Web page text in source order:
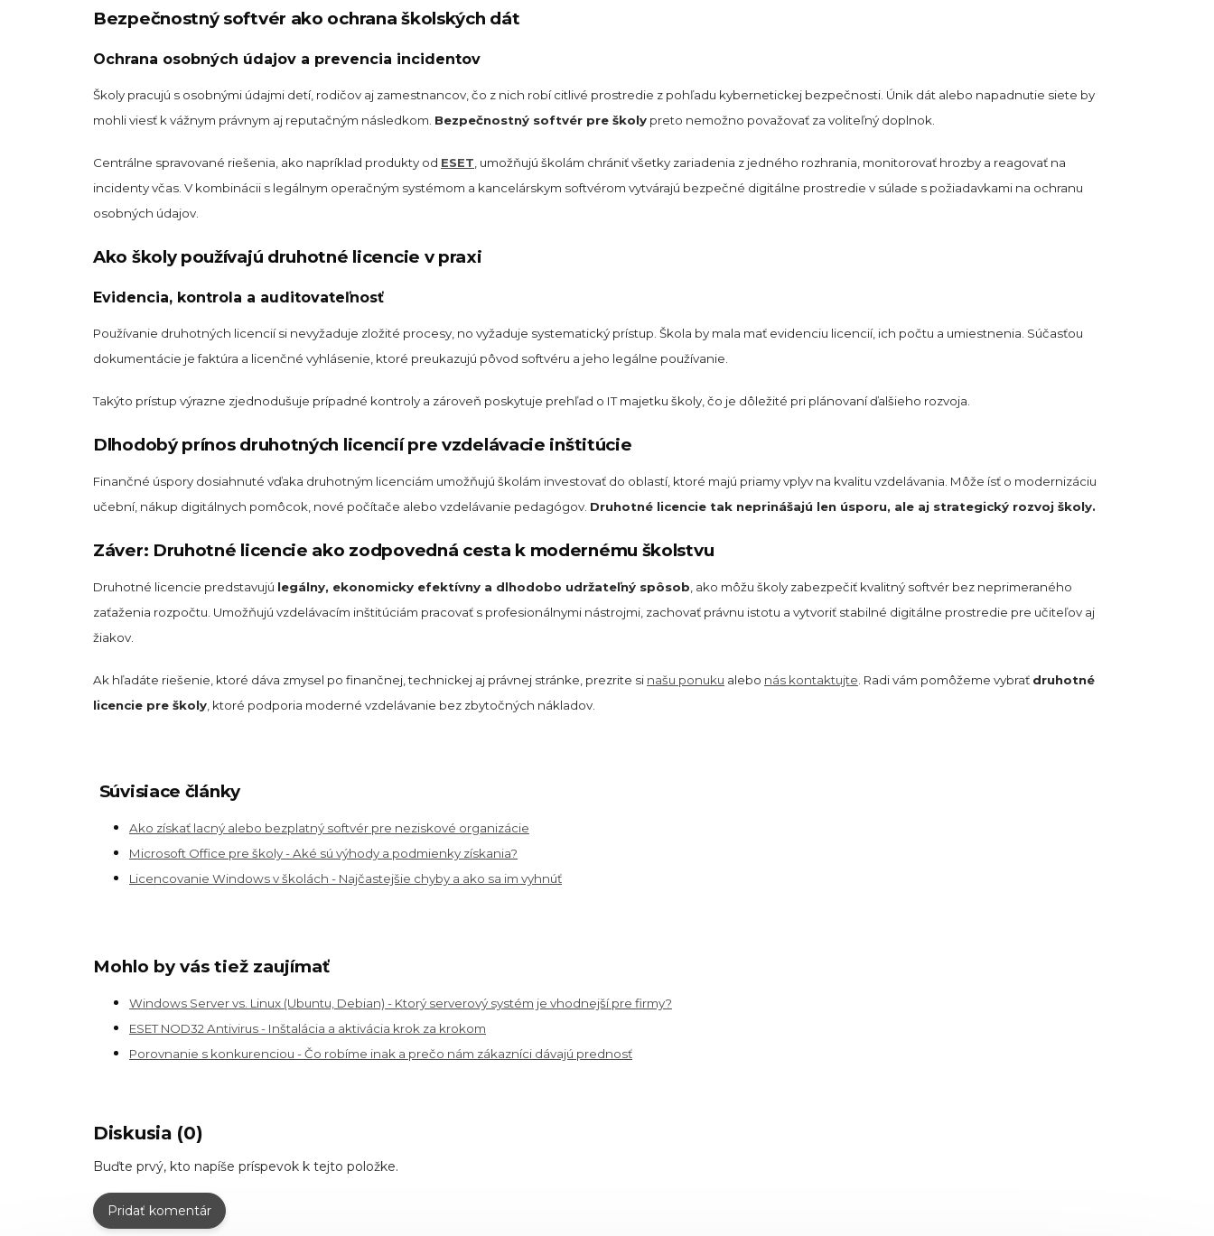
Bezpečnostný softvér ako ochrana školských dát
Ochrana osobných údajov a prevencia incidentov
Školy pracujú s osobnými údajmi detí, rodičov aj zamestnancov, čo z nich robí citlivé prostredie z pohľadu kybernetickej bezpečnosti. Únik dát alebo napadnutie siete by
mohli viesť k vážnym právnym aj reputačným následkom. Bezpečnostný softvér pre školy preto nemožno považovať za voliteľný doplnok.
Centrálne spravované riešenia, ako napríklad produkty od ESET , umožňujú školám chrániť všetky zariadenia z jedného rozhrania, monitorovať hrozby a reagovať na
incidenty včas. V kombinácii s legálnym operačným systémom a kancelárskym softvérom vytvárajú bezpečné digitálne prostredie v súlade s požiadavkami na ochranu
osobných údajov.
Ako školy používajú druhotné licencie v praxi
Evidencia, kontrola a auditovateľnosť
Používanie druhotných licencií si nevyžaduje zložité procesy, no vyžaduje systematický prístup. Škola by mala mať evidenciu licencií, ich počtu a umiestnenia. Súčasťou
dokumentácie je faktúra a licenčné vyhlásenie, ktoré preukazujú pôvod softvéru a jeho legálne používanie.
Takýto prístup výrazne zjednodušuje prípadné kontroly a zároveň poskytuje prehľad o IT majetku školy, čo je dôležité pri plánovaní ďalšieho rozvoja.
Dlhodobý prínos druhotných licencií pre vzdelávacie inštitúcie
Finančné úspory dosiahnuté vďaka druhotným licenciám umožňujú školám investovať do oblastí, ktoré majú priamy vplyv na kvalitu vzdelávania. Môže ísť o modernizáciu
učební, nákup digitálnych pomôcok, nové počítače alebo vzdelávanie pedagógov. Druhotné licencie tak neprinášajú len úsporu, ale aj strategický rozvoj školy.
Záver: Druhotné licencie ako zodpovedná cesta k modernému školstvu
Druhotné licencie predstavujú legálny, ekonomicky efektívny a dlhodobo udržateľný spôsob , ako môžu školy zabezpečiť kvalitný softvér bez neprimeraného
zaťaženia rozpočtu. Umožňujú vzdelávacím inštitúciám pracovať s profesionálnymi nástrojmi, zachovať právnu istotu a vytvoriť stabilné digitálne prostredie pre učiteľov aj
žiakov.
Ak hľadáte riešenie, ktoré dáva zmysel po finančnej, technickej aj právnej stránke, prezrite si našu ponuku alebo nás kontaktujte . Radi vám pomôžeme vybrať druhotné
licencie pre školy , ktoré podporia moderné vzdelávanie bez zbytočných nákladov.
Súvisiace články
Ako získať lacný alebo bezplatný softvér pre neziskové organizácie
Microsoft Office pre školy - Aké sú výhody a podmienky získania?
Licencovanie Windows v školách - Najčastejšie chyby a ako sa im vyhnúť
Mohlo by vás tiež zaujímať
Windows Server vs. Linux (Ubuntu, Debian) - Ktorý serverový systém je vhodnejší pre firmy?
ESET NOD32 Antivirus - Inštalácia a aktivácia krok za krokom
Porovnanie s konkurenciou - Čo robíme inak a prečo nám zákazníci dávajú prednosť
Diskusia (0)
Buďte prvý, kto napíše príspevok k tejto položke.
Pridať komentár